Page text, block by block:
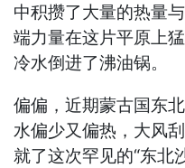
中积攒了大量的热量
端力量在这片平原上
冷水倒进了沸油锅。
偏偏，近期蒙古国东
水偏少又偏热，大风
就了这次罕见的“东北